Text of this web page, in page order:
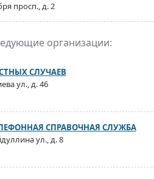
просп., д. 2
организации:
СЛУЧАЕВ
ул., д. 46
СПРАВОЧНАЯ СЛУЖБА
ул., д. 8